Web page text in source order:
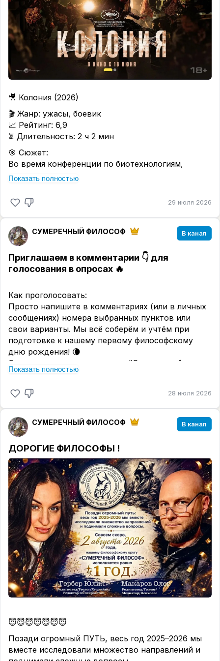
🎥 Колония (2026)
🎬 Жанр: ужасы, боевик
📈 Рейтинг: 6,9
⏳ Длительность: 2 ч 2 мин
🎯 Сюжет:
Во время конференции по биотехнологиям,
проходящей в высотном здании торгового
акт биотерроризма — опасный вирус вырывается
на свободу и начинает превращать людей
в агрессивных тварей. Власти закрывают
небоскрёб на карантин, а немногим уцелевшим
приходится своими силами противостоять
жутким существам, которые обладают
коллективным разумом и эволюционируют
с ужасающей скоростью.
Больше ❤️ 🟰 больше фильмов на канале
"Сумеречный Философ" в ВК:
https://vk.ru/im/channels/-236431004
Показать полностью
29 июля 2026
СУМЕРЕЧНЫЙ ФИЛОСОФ В канал
Приглашаем в комментарии 👇 для
голосования в опросах 🔥
Как проголосовать:
Просто напишите в комментариях (или в личных
сообщениях) номера выбранных пунктов или
свои варианты. Мы всё соберём и учтём при
подготовке к нашему первому философскому
дню рождения! 🌘
С уважением администрация "Сумеречный
Философ"
Показать полностью
28 июля 2026
СУМЕРЕЧНЫЙ ФИЛОСОФ В канал
ДОРОГИЕ ФИЛОСОФЫ !
😇😇😇😇😇😇😇
Позади огромный ПУТЬ, весь год 2025–2026 мы
вместе исследовали множество направлений и